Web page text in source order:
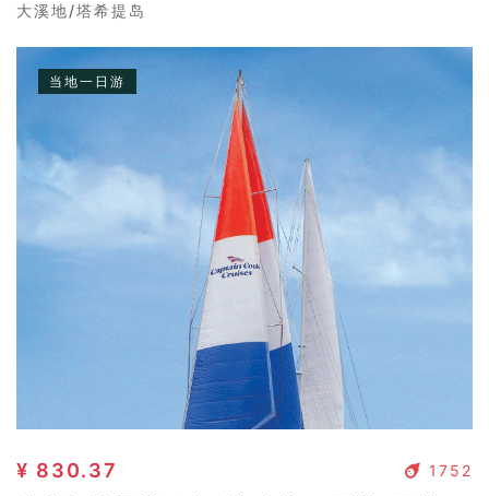
大溪地/塔希提岛
当地一日游
1752
¥ 830.37